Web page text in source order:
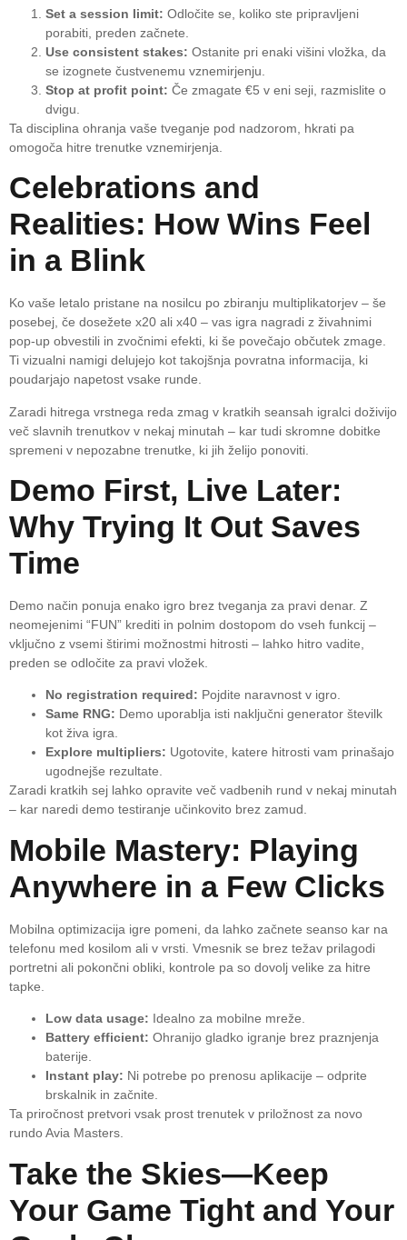
Set a session limit: Odločite se, koliko ste pripravljeni
porabiti, preden začnete.
Use consistent stakes: Ostanite pri enaki višini vložka, da
se izognete čustvenemu vznemirjenju.
Stop at profit point: Če zmagate €5 v eni seji, razmislite o
dvigu.
Ta disciplina ohranja vaše tveganje pod nadzorom, hkrati pa
omogoča hitre trenutke vznemirjenja.
Celebrations and
Realities: How Wins Feel
in a Blink
Ko vaše letalo pristane na nosilcu po zbiranju multiplikatorjev – še
posebej, če dosežete x20 ali x40 – vas igra nagradi z živahnimi
pop-up obvestili in zvočnimi efekti, ki še povečajo občutek zmage.
Ti vizualni namigi delujejo kot takojšnja povratna informacija, ki
poudarjajo napetost vsake runde.
Zaradi hitrega vrstnega reda zmag v kratkih seansah igralci doživijo
več slavnih trenutkov v nekaj minutah – kar tudi skromne dobitke
spremeni v nepozabne trenutke, ki jih želijo ponoviti.
Demo First, Live Later:
Why Trying It Out Saves
Time
Demo način ponuja enako igro brez tveganja za pravi denar. Z
neomejenimi “FUN” krediti in polnim dostopom do vseh funkcij –
vključno z vsemi štirimi možnostmi hitrosti – lahko hitro vadite,
preden se odločite za pravi vložek.
No registration required: Pojdite naravnost v igro.
Same RNG: Demo uporablja isti naključni generator številk
kot živa igra.
Explore multipliers: Ugotovite, katere hitrosti vam prinašajo
ugodnejše rezultate.
Zaradi kratkih sej lahko opravite več vadbenih rund v nekaj minutah
– kar naredi demo testiranje učinkovito brez zamud.
Mobile Mastery: Playing
Anywhere in a Few Clicks
Mobilna optimizacija igre pomeni, da lahko začnete seanso kar na
telefonu med kosilom ali v vrsti. Vmesnik se brez težav prilagodi
portretni ali pokončni obliki, kontrole pa so dovolj velike za hitre
tapke.
Low data usage: Idealno za mobilne mreže.
Battery efficient: Ohranijo gladko igranje brez praznjenja
baterije.
Instant play: Ni potrebe po prenosu aplikacije – odprite
brskalnik in začnite.
Ta priročnost pretvori vsak prost trenutek v priložnost za novo
rundo Avia Masters.
Take the Skies—Keep
Your Game Tight and Your